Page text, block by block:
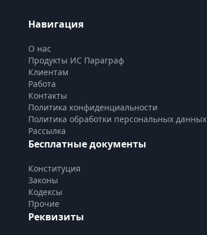
Навигация
О нас
Продукты ИС Параграф
Клиентам
Работа
Контакты
Политика конфиденциальности
Политика обработки персональных данных
Рассылка
Бесплатные документы
Конституция
Законы
Кодексы
Прочие
Реквизиты